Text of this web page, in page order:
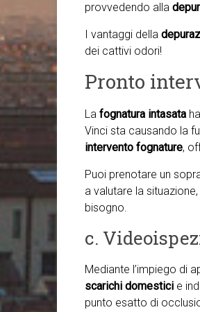
provvedendo alla
I vantaggi della
dei cattivi odori!
Pronto
La fognatura intasata
Vinci sta causando la
intervento fognature,
Puoi prenotare un
a valutare la
bisogno.
c.
Mediante l’impiego di
scarichi domestici e
punto esatto di